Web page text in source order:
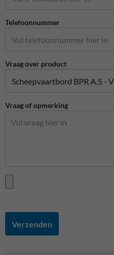
Telefoonnummer
Vraag over product
Vraag of opmerking
Verzenden